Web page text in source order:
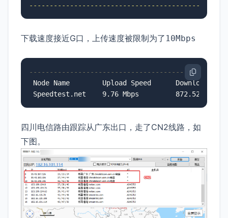
下载速度接近G口，上传速度被限制为了 10Mbps
Node Name        Upload Speed
Speedtest.net    9.76 Mbps         872.52
四川电信路由跟踪从广东出口，走了CN2线路，如
下图。